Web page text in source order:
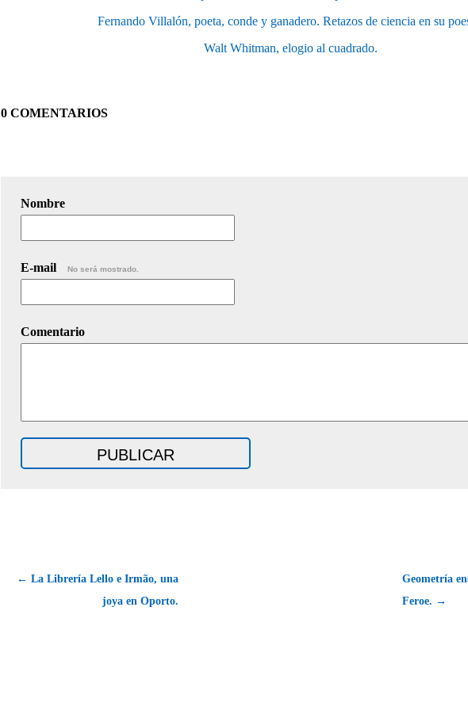
Fernando Villalón, poeta, conde y ganadero. Retazos de ciencia en su
Walt Whitman, elogio al cuadrado.
0 COMENTARIOS
Nombre
E-mail No será mostrado.
Comentario
← La Librería Lello e Irmão, una
joya en Oporto.
Geometría
Feroe. →